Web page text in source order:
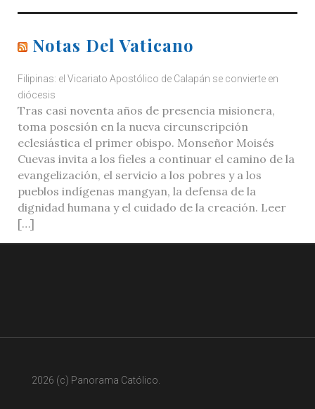
Notas Del Vaticano
Filipinas: el Vicariato Apostólico de Calapán se convierte en
diócesis
Tras casi noventa años de presencia misionera,
toma posesión en la nueva circunscripción
eclesiástica el primer obispo. Monseñor Moisés
Cuevas invita a los fieles a continuar el camino de la
evangelización, el servicio a los pobres y a los
pueblos indígenas mangyan, la defensa de la
dignidad humana y el cuidado de la creación. Leer
[…]
2026 (c) Panorama Católico.